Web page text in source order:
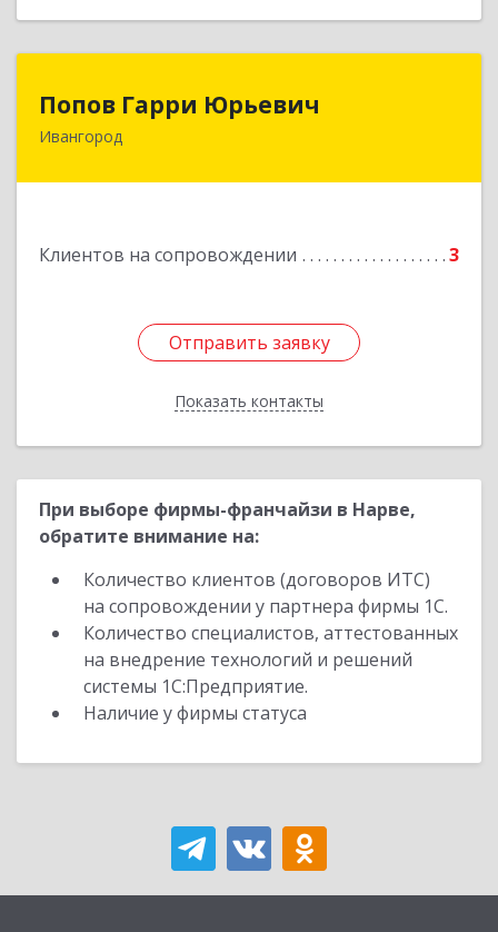
Попов Гарри Юрьевич
Ивангород
Клиентов на сопровождении 3
Отправить заявку
Показать контакты
Отправить заявку
Назад
При выборе фирмы-франчайзи в Нарве,
обратите внимание на:
Количество клиентов (договоров ИТС)
на сопровождении у партнера фирмы 1С.
Количество специалистов, аттестованных
на внедрение технологий и решений
системы 1С:Предприятие.
Наличие у фирмы статуса